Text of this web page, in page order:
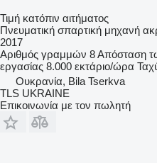
Τιμή κατόπιν αιτήματος
Πνευματική σπαρτική μηχανή
2017
Αριθμός γραμμών 8Απόσταση
εργασίας 8.000 εκτάριο/ώρα
Ουκρανία, Bila Tserkva
TLS UKRAINE
Επικοινωνία με τον πωλητή